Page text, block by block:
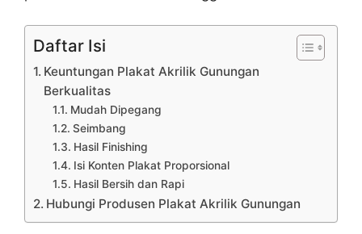
Daftar Isi
Keuntungan Plakat Akrilik Gunungan
Berkualitas
Mudah Dipegang
Seimbang
Hasil Finishing
Isi Konten Plakat Proporsional
Hasil Bersih dan Rapi
Hubungi Produsen Plakat Akrilik Gunungan